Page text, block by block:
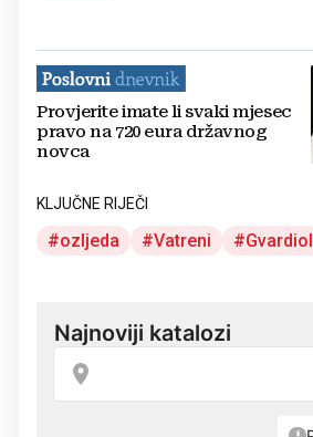
Provjerite imate li svaki mjesec
pravo na 720 eura državnog
novca
KLJUČNE RIJEČI
ozljeda Vatreni Gvardiol